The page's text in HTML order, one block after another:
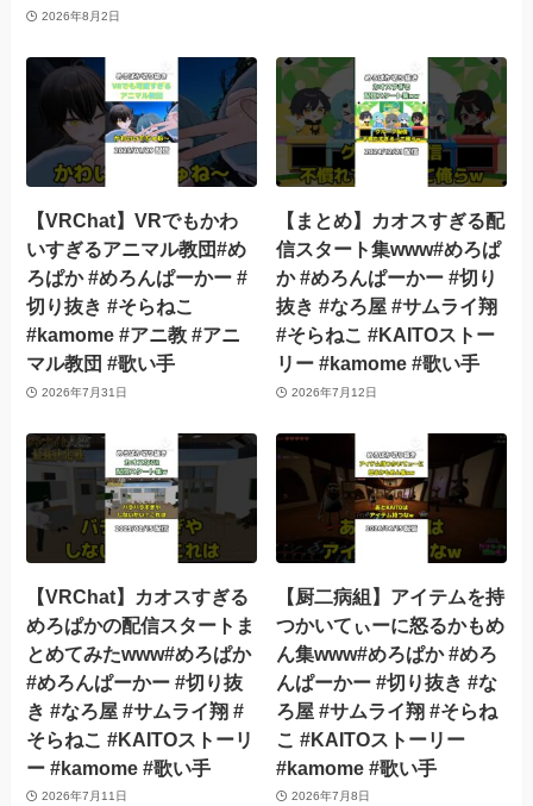
2026年8月2日
【VRChat】VRでもかわ
いすぎるアニマル教団#め
ろぱか #めろんぱーかー #
切り抜き #そらねこ
#kamome #アニ教 #アニ
マル教団 #歌い手
2026年7月31日
【まとめ】カオスすぎる配
信スタート集www#めろぱ
か #めろんぱーかー #切り
抜き #なろ屋 #サムライ翔
#そらねこ #KAITOストー
リー #kamome #歌い手
2026年7月12日
【VRChat】カオスすぎる
めろぱかの配信スタートま
とめてみたwww#めろぱか
#めろんぱーかー #切り抜
き #なろ屋 #サムライ翔 #
そらねこ #KAITOストーリ
ー #kamome #歌い手
2026年7月11日
【厨二病組】アイテムを持
つかいてぃーに怒るかもめ
ん集www#めろぱか #めろ
んぱーかー #切り抜き #な
ろ屋 #サムライ翔 #そらね
こ #KAITOストーリー
#kamome #歌い手
2026年7月8日